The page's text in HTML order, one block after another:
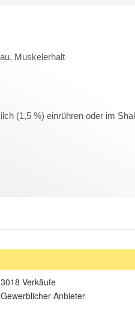
3018 Verkäufe
Gewerblicher Anbieter